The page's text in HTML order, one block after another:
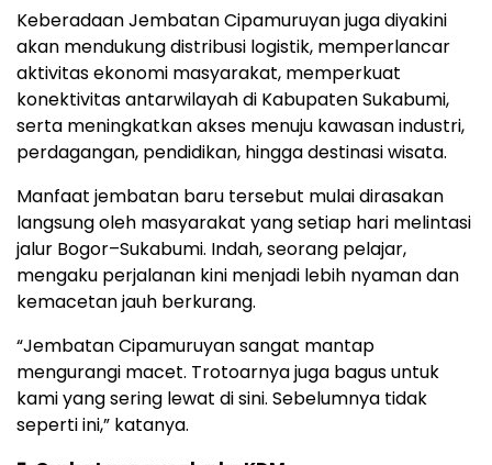
Keberadaan Jembatan Cipamuruyan juga diyakini
akan mendukung distribusi logistik, memperlancar
aktivitas ekonomi masyarakat, memperkuat
konektivitas antarwilayah di Kabupaten Sukabumi,
serta meningkatkan akses menuju kawasan industri,
perdagangan, pendidikan, hingga destinasi wisata.
Manfaat jembatan baru tersebut mulai dirasakan
langsung oleh masyarakat yang setiap hari melintasi
jalur Bogor–Sukabumi. Indah, seorang pelajar,
mengaku perjalanan kini menjadi lebih nyaman dan
kemacetan jauh berkurang.
“Jembatan Cipamuruyan sangat mantap
mengurangi macet. Trotoarnya juga bagus untuk
kami yang sering lewat di sini. Sebelumnya tidak
seperti ini,” katanya.